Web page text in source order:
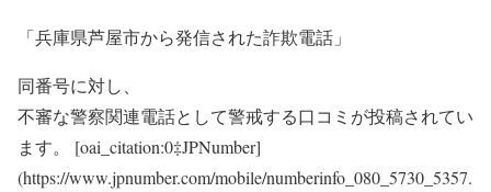
「兵庫県芦屋市から発信された詐欺電話」
同番号に対し、
不審な警察関連電話として警戒する口コミが投稿されてい
ます。 [oai_citation:0‡JPNumber]
(https://www.jpnumber.com/mobile/numberinfo_080_5730_5357.